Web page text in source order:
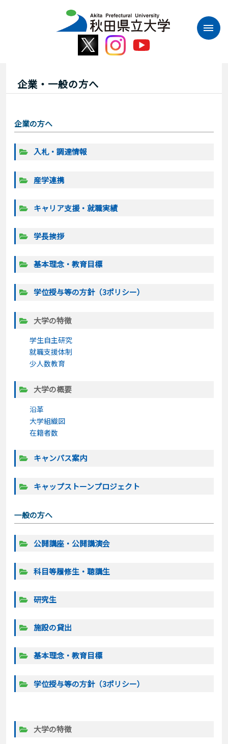
企業・一般の方へ
企業の方へ
入札・調達情報
産学連携
キャリア支援・就職実績
学長挨拶
基本理念・教育目標
学位授与等の方針（3ポリシー）
大学の特徴
学生自主研究
就職支援体制
少人数教育
大学の概要
沿革
大学組織図
在籍者数
キャンパス案内
キャップストーンプロジェクト
一般の方へ
公開講座・公開講演会
科目等履修生・聴講生
研究生
施設の貸出
基本理念・教育目標
学位授与等の方針（3ポリシー）
大学の特徴